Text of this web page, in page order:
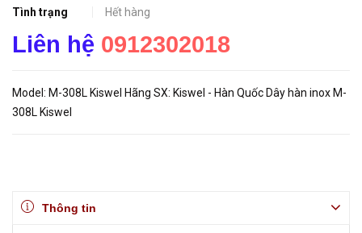
Tình trạng
Hết hàng
Liên hệ 0912302018
Model: M-308L Kiswel Hãng SX: Kiswel - Hàn Quốc Dây hàn inox M-
308L Kiswel
Thông tin